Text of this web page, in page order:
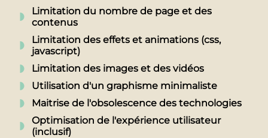
Limitation du nombre de page et des
contenus
Limitation des effets et animations (css,
javascript)
Limitation des images et des vidéos
Utilisation d'un graphisme minimaliste
Maitrise de l'obsolescence des technologies
Optimisation de l'expérience utilisateur
(inclusif)